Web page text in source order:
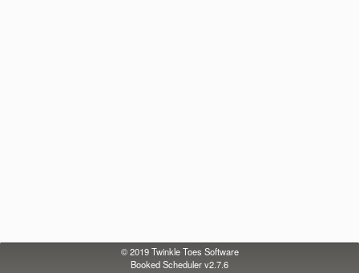
© 2019Twinkle Toes Software
Booked Scheduler v2.7.6